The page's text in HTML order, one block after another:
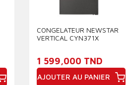
CONGELATEUR NEWSTAR
VERTICAL CYN371X
1 599,000 TND
AJOUTER AU PANIER